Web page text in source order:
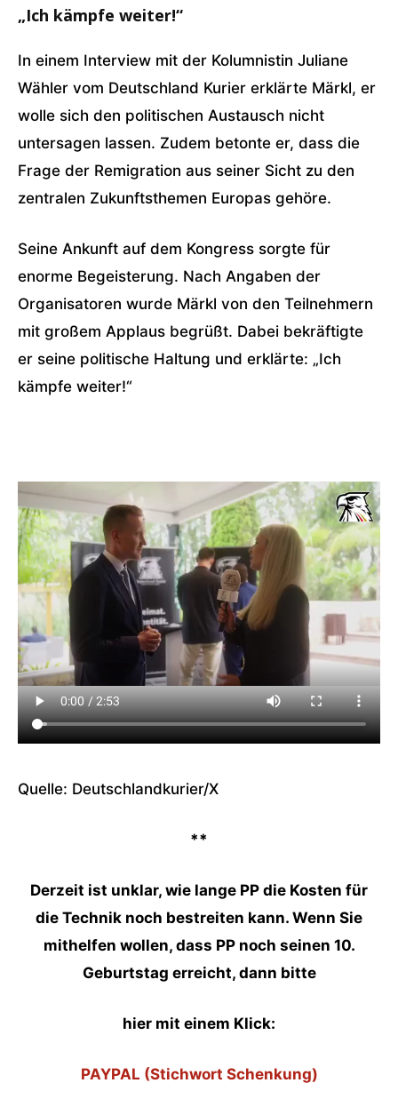
„Ich kämpfe weiter!“
In einem Interview mit der Kolumnistin Juliane
Wähler vom Deutschland Kurier erklärte Märkl, er
wolle sich den politischen Austausch nicht
untersagen lassen. Zudem betonte er, dass die
Frage der Remigration aus seiner Sicht zu den
zentralen Zukunftsthemen Europas gehöre.
Seine Ankunft auf dem Kongress sorgte für
enorme Begeisterung. Nach Angaben der
Organisatoren wurde Märkl von den Teilnehmern
mit großem Applaus begrüßt. Dabei bekräftigte
er seine politische Haltung und erklärte: „Ich
kämpfe weiter!“
Quelle: Deutschlandkurier/X
**
Derzeit ist unklar, wie lange PP die Kosten für
die Technik noch bestreiten kann. Wenn Sie
mithelfen wollen, dass PP noch seinen 10.
Geburtstag erreicht, dann bitte
hier mit einem Klick:
PAYPAL (Stichwort Schenkung)